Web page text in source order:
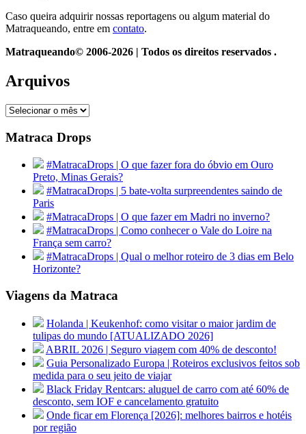
Caso queira adquirir nossas reportagens ou algum material do
Matraqueando, entre em contato.
Matraqueando© 2006-2026 | Todos os direitos reservados .
Arquivos
Arquivos
Matraca Drops
#MatracaDrops | O que fazer fora do óbvio em Ouro
Preto, Minas Gerais?
#MatracaDrops | 5 bate-volta surpreendentes saindo de
Paris
#MatracaDrops | O que fazer em Madri no inverno?
#MatracaDrops | Como conhecer o Vale do Loire na
França sem carro?
#MatracaDrops | Qual o melhor roteiro de 3 dias em Belo
Horizonte?
Viagens da Matraca
Holanda | Keukenhof: como visitar o maior jardim de
tulipas do mundo [ATUALIZADO 2026]
ABRIL 2026 | Seguro viagem com 40% de desconto!
Guia Personalizado Europa | Roteiros exclusivos feitos sob
medida para o seu jeito de viajar
Black Friday Rentcars: aluguel de carro com até 60% de
desconto, sem IOF e cancelamento gratuito
Onde ficar em Florença [2026]: melhores bairros e hotéis
por região